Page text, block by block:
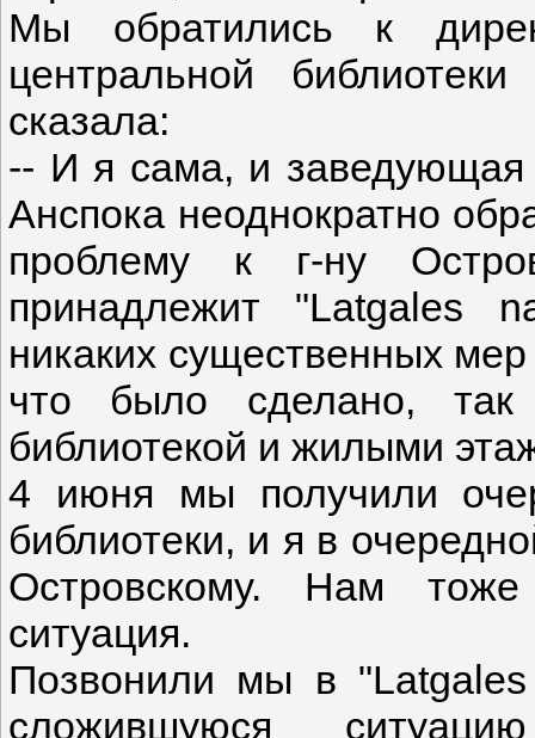
Мы обратились к
центральной
сказала:
-- И я сама, и заведующая
Анспока неоднократно
проблему к г-ну
принадлежит "Latgales
никаких существенных
что было сделано,
библиотекой и жилыми
4 июня мы получили
библиотеки, и я в
Островскому. Нам
ситуация.
Позвонили мы в
сложившуюся